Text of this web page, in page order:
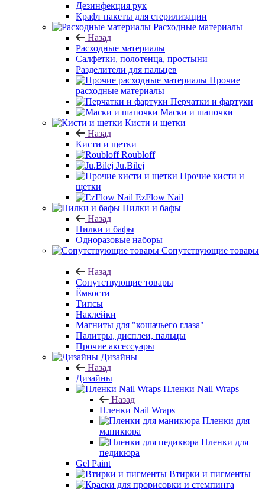
Дезинфекция рук
Крафт пакеты для стерилизации
Расходные материалы
Назад
Расходные материалы
Салфетки, полотенца, простыни
Разделители для пальцев
Прочие
расходные материалы
Перчатки и фартуки
Маски и шапочки
Кисти и щетки
Назад
Кисти и щетки
Roubloff
Ju.Bilej
Прочие кисти и
щетки
EzFlow Nail
Пилки и бафы
Назад
Пилки и бафы
Одноразовые наборы
Сопутствующие товары
Назад
Сопутствующие товары
Ёмкости
Типсы
Наклейки
Магниты для "кошачьего глаза"
Палитры, дисплеи, пальцы
Прочие аксессуары
Дизайны
Назад
Дизайны
Пленки Nail Wraps
Назад
Пленки Nail Wraps
Пленки для
маникюра
Пленки для
педикюра
Gel Paint
Втирки и пигменты